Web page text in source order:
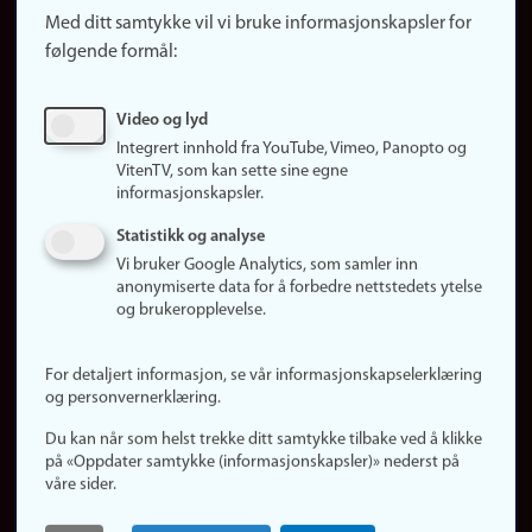
Finn studier
Ledige stillinger
Om nettstedet
Informasjonskapsler
Personvern
Logg inn
Rediger din ansattside
Med ditt samtykke vil vi bruke informasjonskapsler for
følgende formål:
Video og lyd
Integrert innhold fra YouTube, Vimeo, Panopto og
VitenTV, som kan sette sine egne
informasjonskapsler.
Statistikk og analyse
Vi bruker Google Analytics, som samler inn
anonymiserte data for å forbedre nettstedets ytelse
og brukeropplevelse.
For detaljert informasjon, se vår informasjonskapselerklæring
og personvernerklæring.
Du kan når som helst trekke ditt samtykke tilbake ved å klikke
på «Oppdater samtykke (informasjonskapsler)» nederst på
våre sider.